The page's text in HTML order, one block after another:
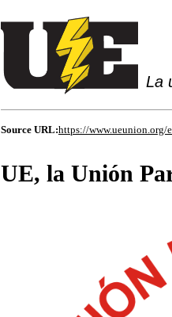
La
Source URL:https://www.ueunion.org/
UE, la Unión